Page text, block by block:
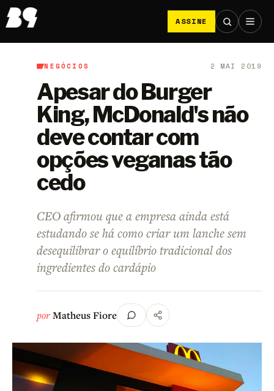
ASSINE
B9/Negócios
NEGÓCIOS 2 MAI 2019
Apesar do Burger
King, McDonald's não
deve contar com
opções veganas tão
cedo
CEO afirmou que a empresa ainda está
estudando se há como criar um lanche sem
desequilibrar o equilíbrio tradicional dos
ingredientes do cardápio
porMatheus Fiore